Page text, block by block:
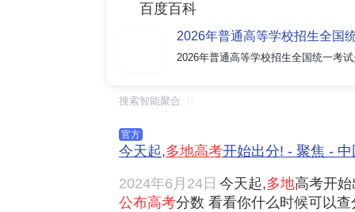
百度百科
2026年普通高等学校招生全国
搜索智能聚合
官方
今天起,多地高考开始出分! - 聚焦 -
2024年6月24日 今天起,多地高考开
公布高考分数 看看你什么时候可以